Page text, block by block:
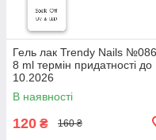
Гель лак Trendy Nails №086,
8 ml термін придатності до
10.2026
В наявності
120 ₴ 160 ₴